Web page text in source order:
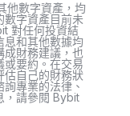
他數字資產，均
數字資產目前未
對任何投資結
息和其他數據均
成財務建議，也
或要約。在交易
估自己的財務狀
專業的法律、
，請參閱 Bybit